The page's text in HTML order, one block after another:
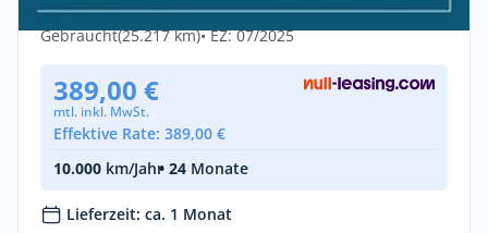
Diesel •Automatik •193 PS (142 kW)
Gebraucht(25.217 km)• EZ: 07/2025
389,00 €
mtl. inkl. MwSt.
Effektive Rate: 389,00 €
10.000 km/Jahr• 24 Monate
Lieferzeit: ca. 1 Monat